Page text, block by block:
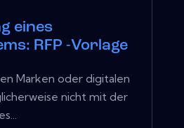
eines
RFP -Vorlage
Marken oder digitalen
nicht mit der